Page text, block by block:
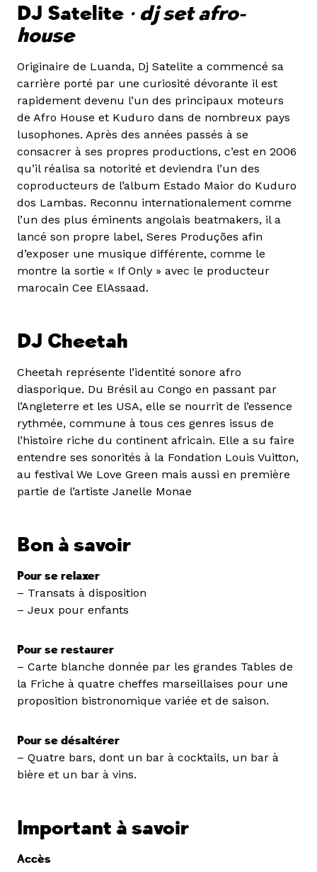
DJ Satelite • dj set afro-
house
Originaire de Luanda, Dj Satelite a commencé sa
carrière porté par une curiosité dévorante il est
rapidement devenu l’un des principaux moteurs
de Afro House et Kuduro dans de nombreux pays
lusophones. Après des années passés à se
consacrer à ses propres productions, c’est en 2006
qu’il réalisa sa notorité et deviendra l’un des
coproducteurs de l’album Estado Maior do Kuduro
dos Lambas. Reconnu internationalement comme
l’un des plus éminents angolais beatmakers, il a
lancé son propre label, Seres Produções afin
d’exposer une musique différente, comme le
montre la sortie « If Only » avec le producteur
marocain Cee ElAssaad.
DJ Cheetah
Cheetah représente l’identité sonore afro
diasporique. Du Brésil au Congo en passant par
l’Angleterre et les USA, elle se nourrit de l’essence
rythmée, commune à tous ces genres issus de
l’histoire riche du continent africain. Elle a su faire
entendre ses sonorités à la Fondation Louis Vuitton,
au festival We Love Green mais aussi en première
partie de l’artiste Janelle Monae
Bon à savoir
Pour se relaxer
– Transats à disposition
– Jeux pour enfants
Pour se restaurer
– Carte blanche donnée par les grandes Tables de
la Friche à quatre cheffes marseillaises pour une
proposition bistronomique variée et de saison.
Pour se désaltérer
– Quatre bars, dont un bar à cocktails, un bar à
bière et un bar à vins.
Important à savoir
Accès